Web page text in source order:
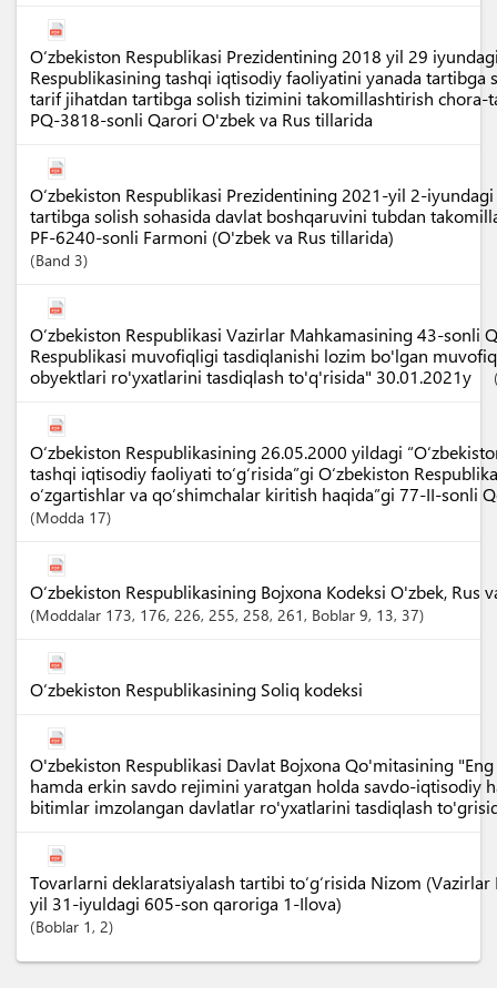
O‘zbekiston Respublikasi Prezidentining 2018 yil 29
Respublikasining tashqi iqtisodiy faoliyatini yanada tartibga
tarif jihatdan tartibga solish tizimini takomillashtirish chora-
PQ-3818-sonli Qarori O'zbek va Rus tillarida
O‘zbekiston Respublikasi Prezidentining 2021-yil 2-
tartibga solish sohasida davlat boshqaruvini tubdan
PF-6240-sonli Farmoni (O'zbek va Rus tillarida)
Band 3
O‘zbekiston Respublikasi Vazirlar Mahkamasining 43-sonli
Respublikasi muvofiqligi tasdiqlanishi lozim bo'lgan
obyektlari ro'yxatlarini tasdiqlash to'q'risida" 30.01.2021y
O‘zbekiston Respublikasining 26.05.2000 yildagi
tashqi iqtisodiy faoliyati to‘g‘risida”gi O‘zbekiston
o‘zgartishlar va qo‘shimchalar kiritish haqida”gi 77-II-sonli
Modda 17
O‘zbekiston Respublikasining Bojxona Kodeksi O'zbek, Rus
Moddalar 173, 176, 226, 255, 258, 261 , Boblar 9, 13, 37
O‘zbekiston Respublikasining Soliq kodeksi
O'zbekiston Respublikasi Davlat Bojxona Qo'mitasining
hamda erkin savdo rejimini yaratgan holda savdo-iqtisodiy
bitimlar imzolangan davlatlar ro'yxatlarini tasdiqlash
Tovarlarni deklaratsiyalash tartibi to‘g‘risida Nizom
yil 31-iyuldagi 605-son qaroriga 1-Ilova)
Boblar 1 , 2